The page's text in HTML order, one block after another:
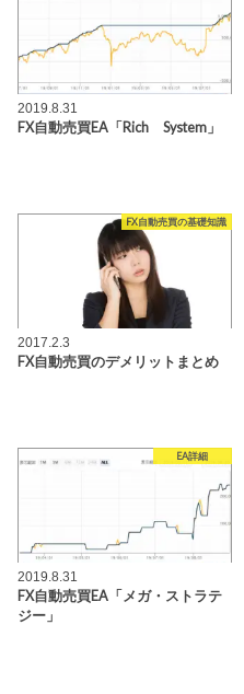
2019.8.31
FX自動売買EA「Rich System」
FX自動売買の基礎知識
2017.2.3
FX自動売買のデメリットまとめ
EA詳細
2019.8.31
FX自動売買EA「メガ・ストラテ
ジー」